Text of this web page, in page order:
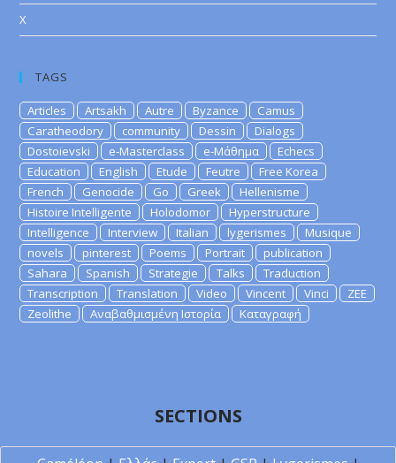
X
TAGS
Articles Artsakh Autre Byzance
Camus
Caratheodory
community Dessin
Dialogs
Dostoievski
e-Masterclass e-Μάθημα
Echecs
Education
English Etude Feutre
Free Korea
French
Genocide Go Greek
Hellenisme
Histoire Intelligente
Holodomor
Hyperstructure
Intelligence
Interview Italian lygerismes
Musique
novels
pinterest Poems Portrait
publication
Sahara
Spanish Strategie Talks
Traduction
Transcription
Translation Video Vincent Vinci
ZEE
Zeolithe
Αναβαθμισμένη Ιστορία Καταγραφή
SECTIONS